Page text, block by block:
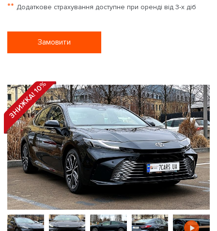
** Додаткове страхування доступне при оренді від 3-х діб
Замовити
ЗНИЖКА! 10%